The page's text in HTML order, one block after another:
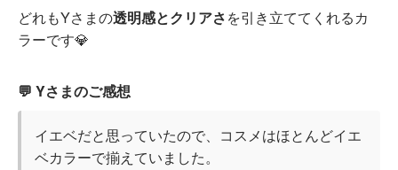
どれもYさまの透明感とクリアさを引き立ててくれるカ
ラーです💎
💬 Yさまのご感想
イエベだと思っていたので、コスメはほとんどイエ
ベカラーで揃えていました。